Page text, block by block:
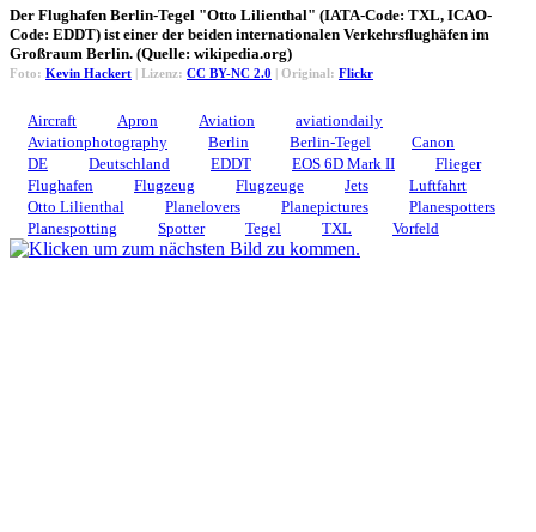
Der Flughafen Berlin-Tegel "Otto Lilienthal" (IATA-Code: TXL, ICAO-
Code: EDDT) ist einer der beiden internationalen Verkehrsflughäfen im
Großraum Berlin. (Quelle: wikipedia.org)
Foto: Kevin Hackert | Lizenz: CC BY-NC 2.0 | Original: Flickr
Aircraft Apron Aviation
aviationdaily
Aviationphotography
Berlin Berlin-Tegel
Canon
DE
Deutschland EDDT EOS 6D Mark II
Flieger
Flughafen
Flugzeug Flugzeuge Jets
Luftfahrt
Otto Lilienthal
Planelovers Planepictures
Planespotters
Planespotting
Spotter Tegel TXL Vorfeld